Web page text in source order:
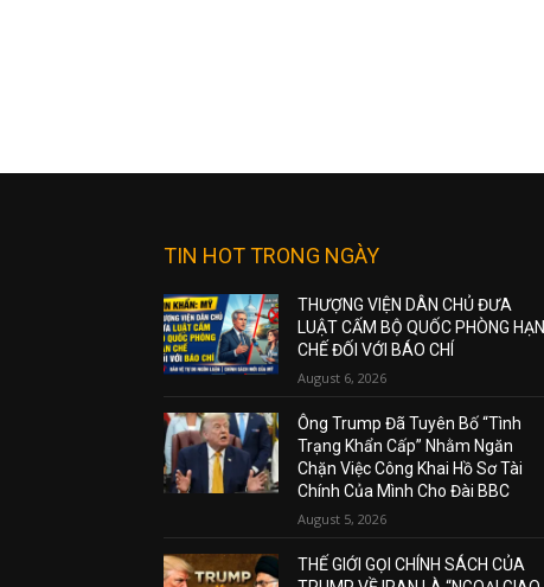
TIN HOT TRONG NGÀY
THƯỢNG VIỆN DÂN CHỦ ĐƯA
LUẬT CẤM BỘ QUỐC PHÒNG HẠN
CHẾ ĐỐI VỚI BÁO CHÍ
August 6, 2026
Ông Trump Đã Tuyên Bố “Tình
Trạng Khẩn Cấp” Nhằm Ngăn
Chặn Việc Công Khai Hồ Sơ Tài
Chính Của Mình Cho Đài BBC
August 5, 2026
THẾ GIỚI GỌI CHÍNH SÁCH CỦA